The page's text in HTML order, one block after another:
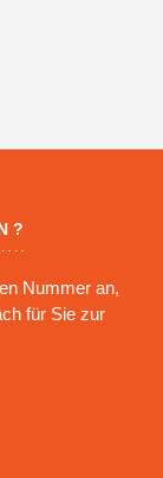
Nummer an,
für Sie zur